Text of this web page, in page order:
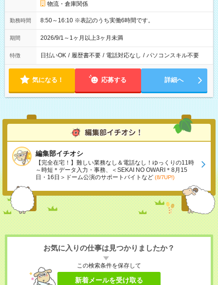
物流・倉庫関係
勤務時間 8:50～16:10 ※表記のうち実働6時間です。
期間 2026/9/1～1ヶ月以上3ヶ月未満
特徴 日払いOK / 履歴書不要 / 電話対応なし / パソコンスキル不要
気になる！ 応募する 詳細へ
編集部イチオシ
【完全在宅！】難しい業務なし＆電話なし！ゆっくりの11時
～時短＊データ入力・事務、＜SEKAI NO OWARI＊8月15
日・16日＞ドーム公演のサポートバイトなど (8/7UP!)
お気に入りの仕事は見つかりましたか？
この検索条件を保存して
新着メールを受け取る